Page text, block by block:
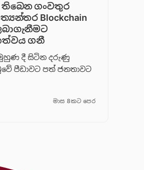
තිබෙන ගංවතුර
Blockchain
ග​නී
මුහුණ දී සිටින දරුණු
පීඩාවට පත් ජනතාවට
මාස 8කට පෙර